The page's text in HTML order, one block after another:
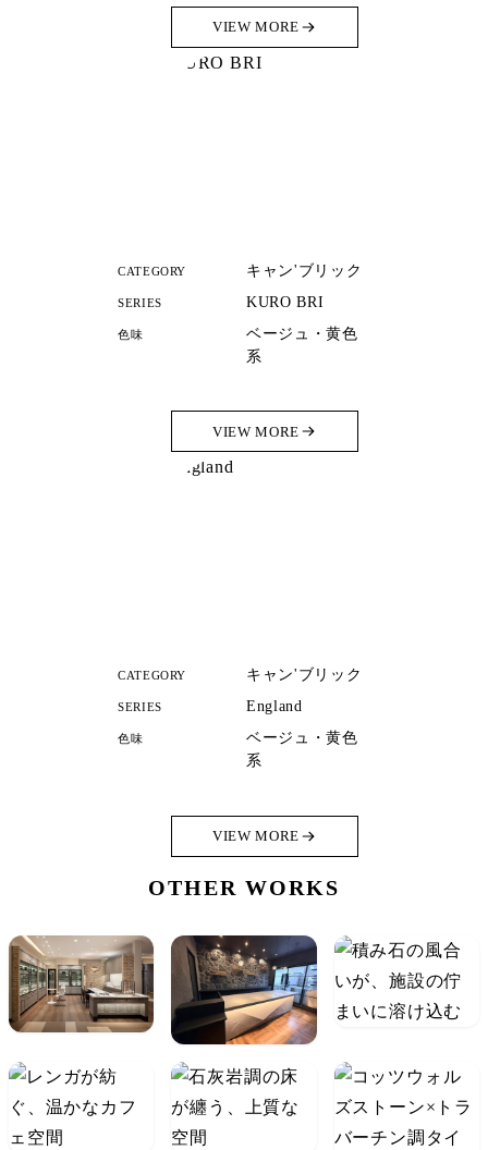
VIEW MORE
CATEGORY キャン'ブリック
SERIES KURO BRI
色味
ベージュ・黄色
系
VIEW MORE
CATEGORY キャン'ブリック
SERIES England
色味
ベージュ・黄色
系
VIEW MORE
OTHER WORKS